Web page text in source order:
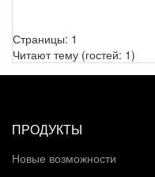
Страницы: 1
Читают тему (гостей: 1)
ПРОДУКТЫ
Новые возможности